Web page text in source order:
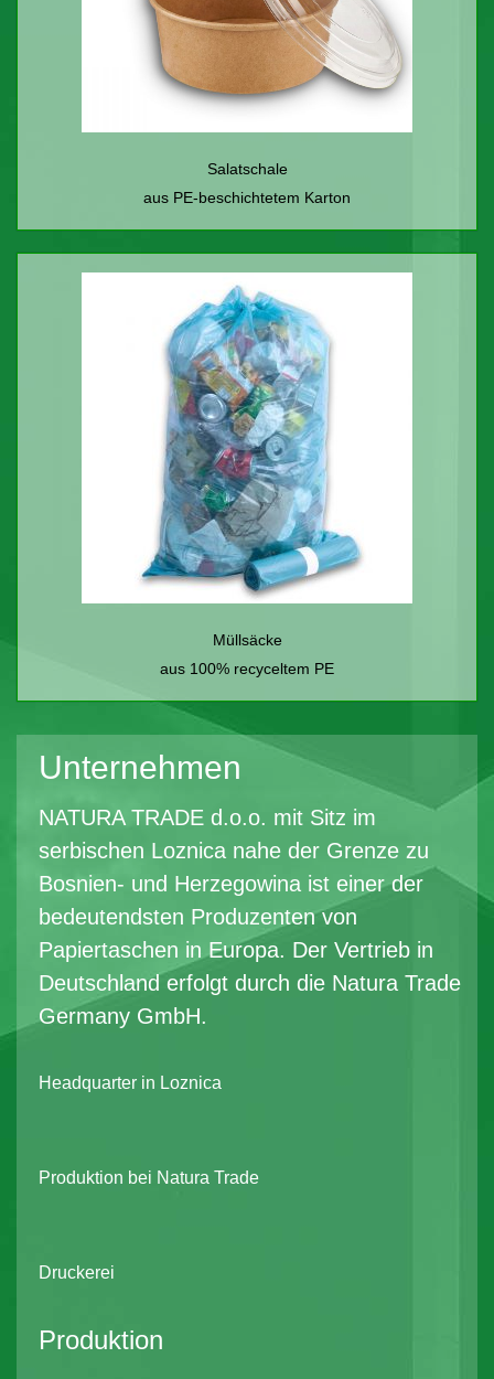
Salatschale
aus PE-beschichtetem Karton
Müllsäcke
aus 100% recyceltem PE
Unternehmen
NATURA TRADE d.o.o. mit Sitz im
serbischen Loznica nahe der Grenze zu
Bosnien- und Herzegowina ist einer der
bedeutendsten Produzenten von
Papiertaschen in Europa. Der Vertrieb in
Deutschland erfolgt durch die Natura Trade
Germany GmbH.
Headquarter in Loznica
Produktion bei Natura Trade
Druckerei
Produktion